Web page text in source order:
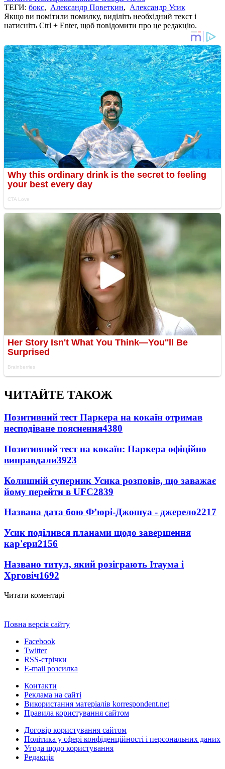
ТЕГИ: бокс, Александр Поветкин, Александр Усик
Якщо ви помітили помилку, виділіть необхідний текст і
натисніть Ctrl + Enter, щоб повідомити про це редакцію.
ЧИТАЙТЕ ТАКОЖ
Позитивний тест Паркера на кокаїн отримав
несподіване пояснення4380
Позитивний тест на кокаїн: Паркера офіційно
виправдали3923
Колишній суперник Усика розповів, що заважає
йому перейти в UFC2839
Названа дата бою Ф’юрі-Джошуа - джерело2217
Усик поділився планами щодо завершення
кар'єри2156
Названо титул, який розіграють Ітаума і
Хрговіч1692
Читати коментарі
Повна версія сайту
Facebook
Twitter
RSS-стрічки
E-mail розсилка
Контакти
Реклама на сайті
Використання матеріалів korrespondent.net
Правила користування сайтом
Договір користування сайтом
Політика у сфері конфіденційності і персональних даних
Угода щодо користування
Редакція